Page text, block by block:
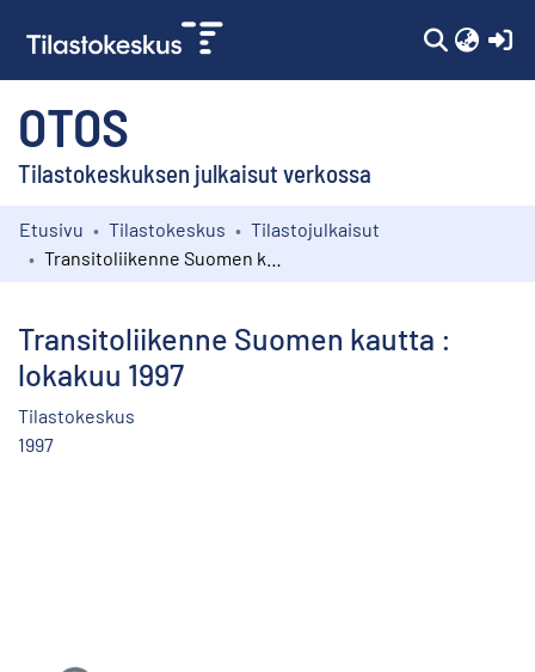
OTOS
Tilastokeskuksen julkaisut verkossa
Kokoelmat
Etusivu Tilastokeskus
Tilastojulkaisut
Transitoliikenne Suomen kautta :
lokakuu 1997
Tilastokeskus
1997